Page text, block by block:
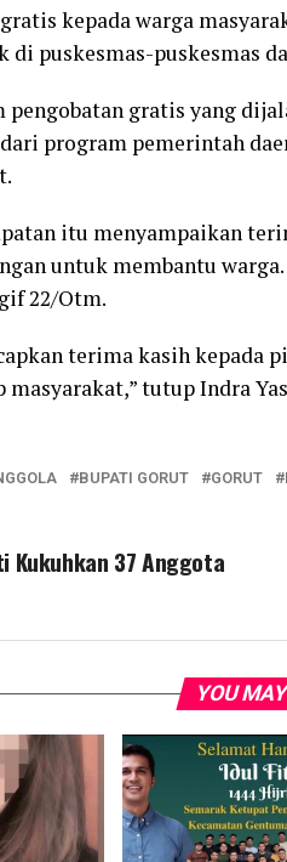
kepada warga
di puskesmas-puskesmas
gratis yang
program pemerintah
itu menyampaikan
untuk membantu
22/Otm.
terima kasih kepada
masyarakat,” tutup Indra
BUPATI GORUT GORUT
Kukuhkan 37 Anggota
YOU